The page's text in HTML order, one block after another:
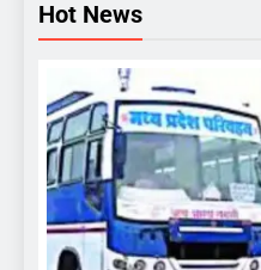
Hot News